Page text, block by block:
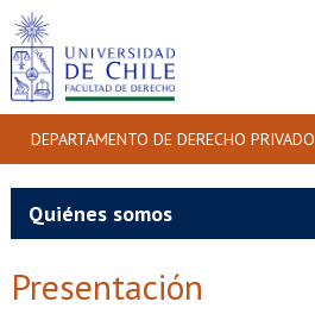
DEPARTAMENTO DE DERECHO PRIVADO
Quiénes somos
Presentación